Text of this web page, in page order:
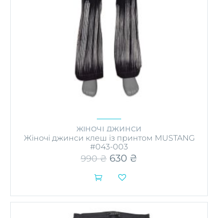
ЖІНОЧІ ДЖИНСИ
Жіночі джинси клеш із принтом MUSTANG
#043-003
990₴ Оригінальна
990 ₴.
630 ₴

товар
кілька
